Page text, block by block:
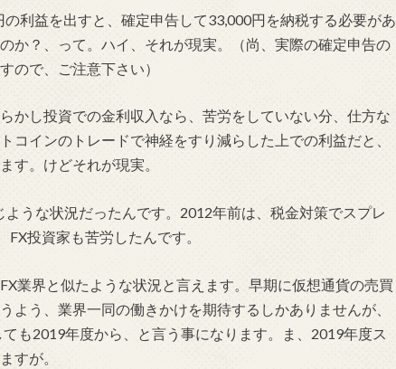
利益を出すと、確定申告して33,000円を納税する必要があ
か？、って。ハイ、それが現実。（尚、実際の確定申告の
ので、ご注意下さい）
かし投資での金利収入なら、苦労をしていない分、仕方な
コインのトレードで神経をすり減らした上での利益だと、
す。けどそれが現実。
うな状況だったんです。2012年前は、税金対策でスプレ
投資家も苦労したんです。
業界と似たような状況と言えます。早期に仮想通貨の売買
よう、業界一同の働きかけを期待するしかありませんが、
も2019年度から、と言う事になります。ま、2019年度ス
すが。